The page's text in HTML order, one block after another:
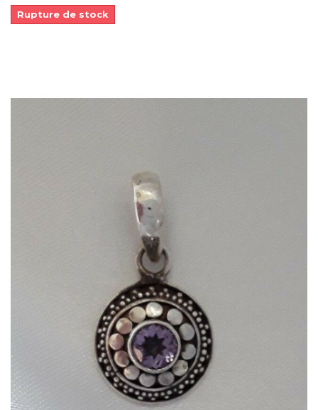
Rupture de stock
Dans mon panier
APERÇU RAPIDE